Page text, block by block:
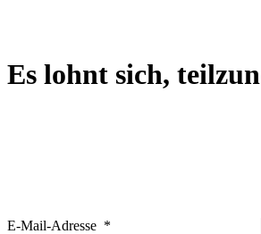
Es lohnt sich,
E-Mail-Adresse *